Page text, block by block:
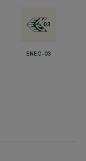
ENEC-03